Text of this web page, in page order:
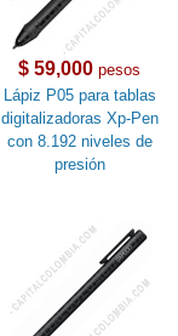
$ 59,000 pesos
Lápiz P05 para tablas
digitalizadoras Xp-Pen
con 8.192 niveles de
presión